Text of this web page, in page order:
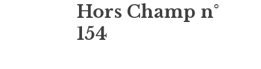
Hors Champ n°
154